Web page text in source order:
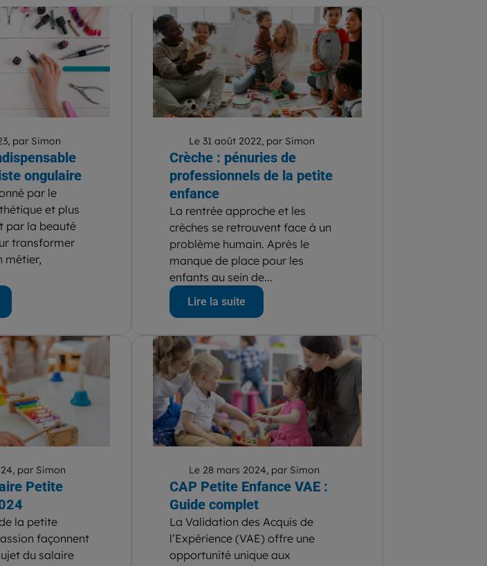
par Simon
ongulaire
par le
et plus
par la beauté
transformer
métier,
Le 31 août 2022, par Simon
Crèche : pénuries de
professionnels de la petite
enfance
La rentrée approche et les
crèches se retrouvent face à un
problème humain. Après le
manque de place pour les
enfants au sein de...
Lire la suite
par Simon
Petite
la petite
façonnent
du salaire
Le 28 mars 2024, par Simon
CAP Petite Enfance VAE :
Guide complet
La Validation des Acquis de
l’Expérience (VAE) offre une
opportunité unique aux